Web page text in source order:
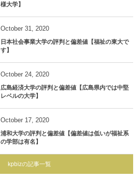
様大学】
October 31, 2020
日本社会事業大学の評判と偏差値【福祉の東大で
す】
October 24, 2020
広島経済大学の評判と偏差値【広島県内では中堅
レベルの大学】
October 17, 2020
浦和大学の評判と偏差値【偏差値は低いが福祉系
の学部は有名】
kpbizの記事一覧